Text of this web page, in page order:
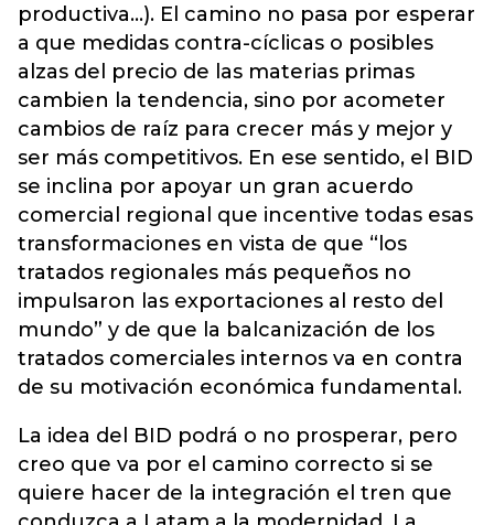
productiva…). El camino no pasa por esperar
a que medidas contra-cíclicas o posibles
alzas del precio de las materias primas
cambien la tendencia, sino por acometer
cambios de raíz para crecer más y mejor y
ser más competitivos. En ese sentido, el BID
se inclina por apoyar un gran acuerdo
comercial regional que incentive todas esas
transformaciones en vista de que “los
tratados regionales más pequeños no
impulsaron las exportaciones al resto del
mundo” y de que la balcanización de los
tratados comerciales internos va en contra
de su motivación económica fundamental.
La idea del BID podrá o no prosperar, pero
creo que va por el camino correcto si se
quiere hacer de la integración el tren que